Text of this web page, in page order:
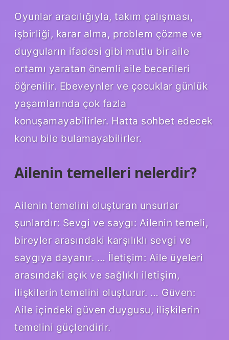
Oyunlar aracılığıyla, takım çalışması,
işbirliği, karar alma, problem çözme ve
duyguların ifadesi gibi mutlu bir aile
ortamı yaratan önemli aile becerileri
öğrenilir. Ebeveynler ve çocuklar günlük
yaşamlarında çok fazla
konuşamayabilirler. Hatta sohbet edecek
konu bile bulamayabilirler.
Ailenin temelleri nelerdir?
Ailenin temelini oluşturan unsurlar
şunlardır: Sevgi ve saygı: Ailenin temeli,
bireyler arasındaki karşılıklı sevgi ve
saygıya dayanır. … İletişim: Aile üyeleri
arasındaki açık ve sağlıklı iletişim,
ilişkilerin temelini oluşturur. … Güven:
Aile içindeki güven duygusu, ilişkilerin
temelini güçlendirir.